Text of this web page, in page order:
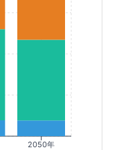
2050年